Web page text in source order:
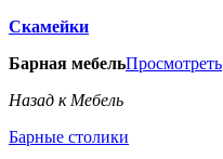
Скамейки
Барная мебельПросмотреть
Назад к Мебель
Барные столики